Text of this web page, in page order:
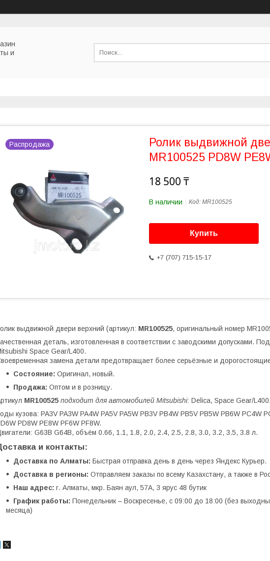
и
Распродажа
Ролик выдвижной
MR100525 PD8W
18 500 ₸
В наличии Код: MR100525
Купить
+7 (707) 715-15-17
выдвижной двери верхний (артикул: MR100525, оригинальный номер
деталь, изготовленная в соответствии с заводскими допусками.
Space Gear/L400.
замена детали предотвращает более серьёзные и
Состояние: Оригинал, новый.
Продажа: Оптом и в розницу.
MR100525 подходит для автомобилей Mitsubishi: Delica, Space Gear/L400.
кузова: PA3V PA3W PA4W PA5V PA5W PB3V PB4W PB5V PB5W PB6W PC4W
PD8W PE8W PF6W PF8W.
G63B G64B, объём 0.66, 1.1, 1.8, 2.0, 2.4, 2.5, 2.8, 3.0, 3.2, 3.5, 3.8 л.
и контакты:
Доставка по Алматы: Быстрая отправка день в день через Яндекс Курьер.
Доставка в регионы: Отправляем заказы по всему Казахстану, а также в
Наш адрес: г. Алматы, мкр. Баян аул, 57А, 3 ярус 48 бутик
График работы: Понедельник – Воскресенье, с 09:00 до 18:00 (без
месяца)